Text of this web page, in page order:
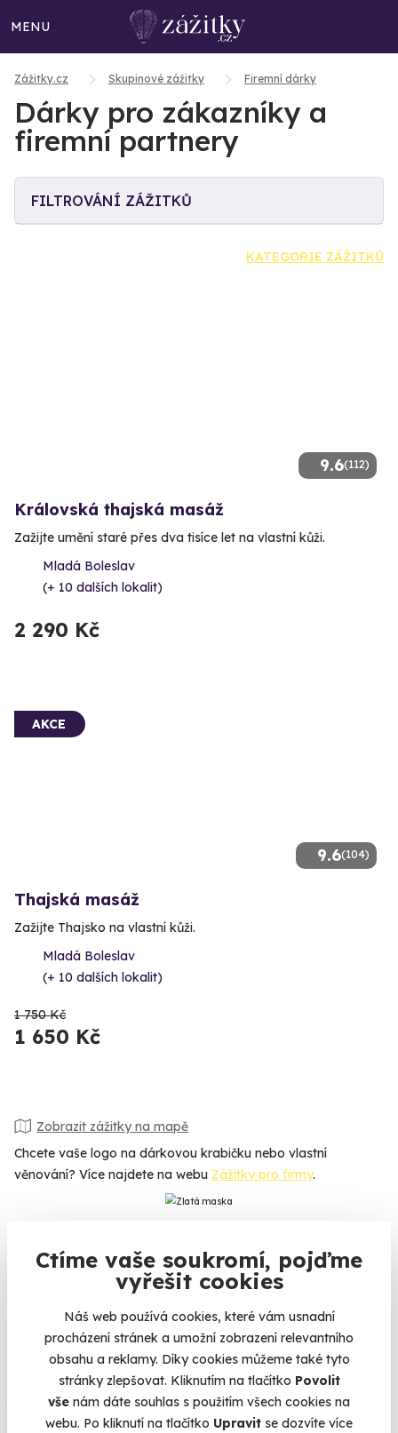
Ctíme vaše soukromí, pojďme
vyřešit cookies
Náš web používá cookies, které vám usnadní
procházení stránek a umožní zobrazení relevantního
obsahu a reklamy. Díky cookies můžeme také tyto
stránky zlepšovat. Kliknutím na tlačítko Povolit
vše nám dáte souhlas s použitím všech cookies na
webu. Po kliknutí na tlačítko Upravit se dozvíte více
MENU
Zážitky.cz Skupinové zážitky Firemní dárky
Dárky pro zákazníky a
firemní partnery
FILTROVÁNÍ ZÁŽITKŮ
KATEGORIE ZÁŽITKŮ
9.6(112)
Královská thajská masáž
Zažijte umění staré přes dva tisíce let na vlastní kůži.
Mladá Boleslav
(+ 10 dalších lokalit)
2 290 Kč
9.6(104)
AKCE
Thajská masáž
Zažijte Thajsko na vlastní kůži.
Mladá Boleslav
(+ 10 dalších lokalit)
1 750 Kč
1 650 Kč
Zobrazit zážitky na mapě
Chcete vaše logo na dárkovou krabičku nebo vlastní
věnování? Více najdete na webu Zážitky pro firmy.
Na heureka.czmáme
96% spokojenost zákazníků.
Co si o nás myslí
Zobraz ohlasy